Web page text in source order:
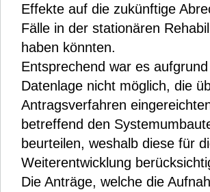
Effekte auf die zukünftige
Fälle in der stationären
haben könnten.
Entsprechend war es
Datenlage nicht möglich, die
Antragsverfahren
betreffend den
beurteilen, weshalb diese für
Weiterentwicklung
Die Anträge, welche die